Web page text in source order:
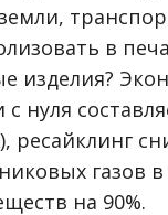
в
нуля
газов
на 90%.